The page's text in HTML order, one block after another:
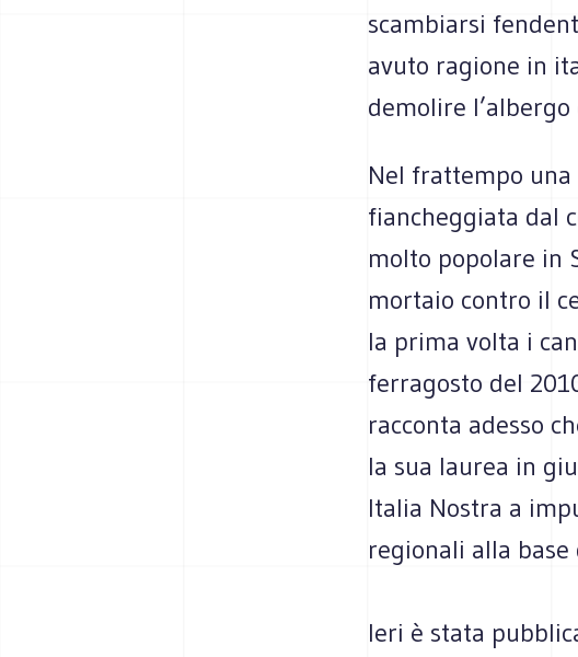
scambiarsi
avuto ragione in
demolire
Nel frattempo
fiancheggiata dal
molto popolare in
mortaio contro il
la prima volta i
ferragosto del
racconta adesso
la sua laurea in
Italia Nostra a
regionali alla
Ieri è stata